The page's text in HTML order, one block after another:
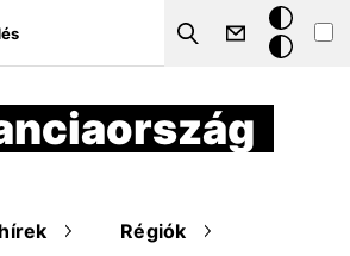
Search
Sötét
mód
Régiók